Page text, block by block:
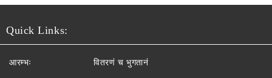
Quick Links:
आरम्भः वितरणं च भुगतानं